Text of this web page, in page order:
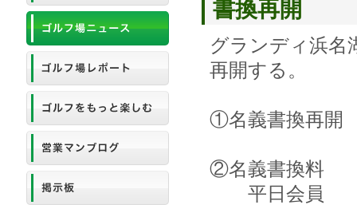
書換再開
グランディ浜名
再開する。
①名義書換再
②名義書換料
平日会員